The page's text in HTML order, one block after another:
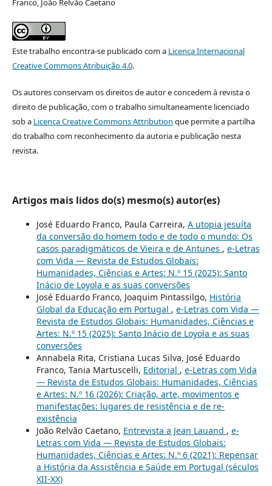
Franco, João Relvão Caetano
Este trabalho encontra-se publicado com a Licença Internacional
Creative Commons Atribuição 4.0.
Os autores conservam os direitos de autor e concedem à revista o
direito de publicação, com o trabalho simultaneamente licenciado
sob a Licença Creative Commons Attribution que permite a partilha
do trabalho com reconhecimento da autoria e publicação nesta
revista.
Artigos mais lidos do(s) mesmo(s) autor(es)
José Eduardo Franco, Paula Carreira, A utopia jesuíta
da conversão do homem todo e de todo o mundo: Os
casos paradigmáticos de Vieira e de Antunes , e-Letras
com Vida — Revista de Estudos Globais:
Humanidades, Ciências e Artes: N.º 15 (2025): Santo
Inácio de Loyola e as suas conversões
José Eduardo Franco, Joaquim Pintassilgo, História
Global da Educação em Portugal , e-Letras com Vida —
Revista de Estudos Globais: Humanidades, Ciências e
Artes: N.º 15 (2025): Santo Inácio de Loyola e as suas
conversões
Annabela Rita, Cristiana Lucas Silva, José Eduardo
Franco, Tania Martuscelli, Editorial , e-Letras com Vida
— Revista de Estudos Globais: Humanidades, Ciências
e Artes: N.º 16 (2026): Criação, arte, movimentos e
manifestações: lugares de resistência e de re-
existência
João Relvão Caetano, Entrevista a Jean Lauand , e-
Letras com Vida — Revista de Estudos Globais:
Humanidades, Ciências e Artes: N.º 6 (2021): Repensar
a História da Assistência e Saúde em Portugal (séculos
XII-XX)